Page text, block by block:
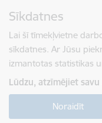
Sīkdatnes
Lai šī tīmekļvietne
sīkdatnes. Ar Jūsu
izmantotas statistikas
Lūdzu, atzīmējiet savu
Noraidīt